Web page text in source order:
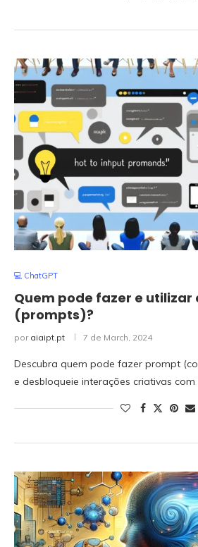
💻 ChatGPT
Quem pode fazer e utilizar
(prompts)?
por aiaipt.pt 7 de March, 2024
Descubra quem pode fazer prompt
e desbloqueie interações criativas com